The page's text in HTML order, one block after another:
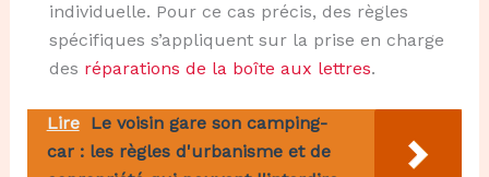
individuelle. Pour ce cas précis, des règles
spécifiques s’appliquent sur la prise en charge
des réparations de la boîte aux lettres.
Lire Le voisin gare son camping-
car : les règles d'urbanisme et de